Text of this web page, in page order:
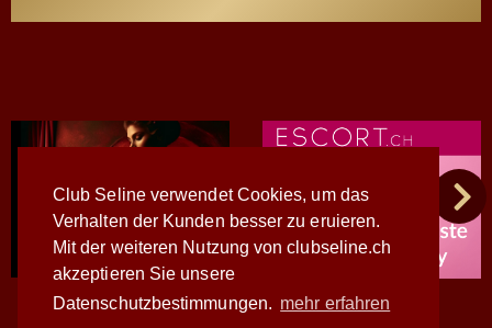
Club Seline verwendet Cookies, um das
Verhalten der Kunden besser zu eruieren.
Mit der weiteren Nutzung von clubseline.ch
akzeptieren Sie unsere
Datenschutzbestimmungen. mehr erfahren